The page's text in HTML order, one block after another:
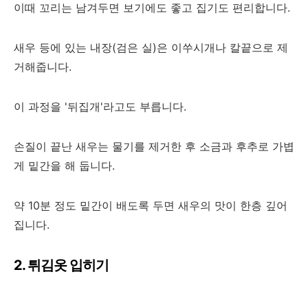
이때 꼬리는 남겨두면 보기에도 좋고 집기도 편리합니다.
새우 등에 있는 내장(검은 실)은 이쑤시개나 칼끝으로 제
거해줍니다.
이 과정을 '뒤집개'라고도 부릅니다.
손질이 끝난 새우는 물기를 제거한 후 소금과 후추로 가볍
게 밑간을 해 둡니다.
약 10분 정도 밑간이 배도록 두면 새우의 맛이 한층 깊어
집니다.
2. 튀김옷 입히기